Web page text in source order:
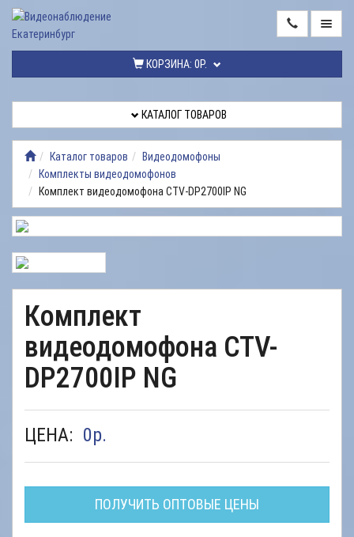
КОРЗИНА: 0Р.
ТОВАРОВ
ВИДЕОНАБЛЮДЕНИЯ
РЕМОНТ
ВИДЕОНАБЛЮДЕНИЯ
УСЛУГИ
ДОСТАВКА
РАБОТЫ
КОНТАКТЫ
КАТАЛОГ ТОВАРОВ
Каталог товаров
Видеодомофоны
Комплекты видеодомофонов
Комплект видеодомофона CTV-DP2700IP NG
Комплект
видеодомофона CTV-
DP2700IP NG
ЦЕНА: 0р.
ПОЛУЧИТЬ ОПТОВЫЕ ЦЕНЫ